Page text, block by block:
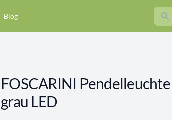
Blog
FOSCARINI
grau LED